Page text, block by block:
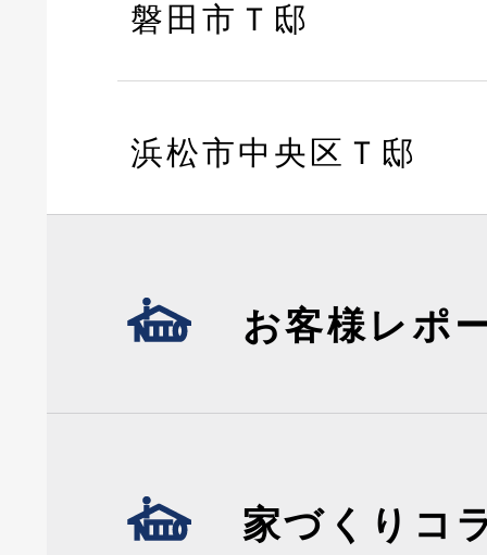
磐田市Ｔ邸
浜松市中央区Ｔ邸
お客様レポ
家づくりコ